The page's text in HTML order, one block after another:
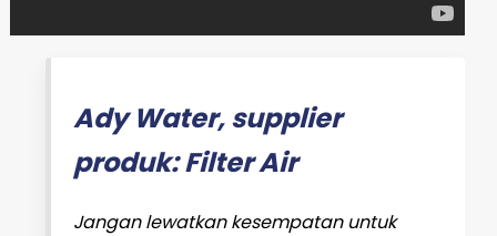
Ady Water, supplier
produk: Filter Air
Jangan lewatkan kesempatan untuk